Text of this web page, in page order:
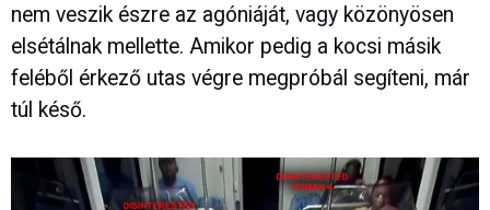
nem veszik észre az agóniáját, vagy közönyösen
elsétálnak mellette. Amikor pedig a kocsi másik
feléből érkező utas végre megpróbál segíteni, már
túl késő.